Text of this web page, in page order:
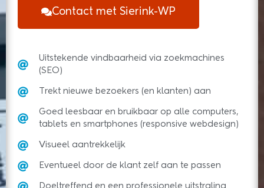
Contact met Sierink-WP
Uitstekende vindbaarheid via zoekmachines
(SEO)
Trekt nieuwe bezoekers (en klanten) aan
Goed leesbaar en bruikbaar op alle computers,
tablets en smartphones (responsive webdesign)
Visueel aantrekkelijk
Eventueel door de klant zelf aan te passen